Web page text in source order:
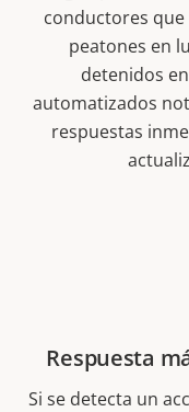
conductores
peatones en
detenidos
automatizados
respuestas
Respuesta
Si se detecta un